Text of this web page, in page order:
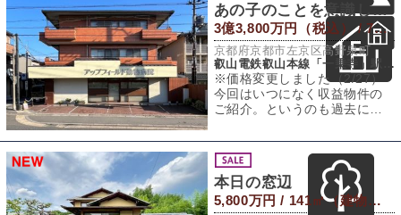
あの子のことを意識して。［収益マンション］
3億3,800万円（税込） / 772.57㎡（建物） 571.47㎡（敷地）
京都府京都市左京区高野泉町
叡山電鉄叡山本線「一乗寺」駅 徒歩8分
※価格変更しました（2/27）
今回はいつになく収益物件の
ご紹介。というのも過去に同
させてもらっ
本日の窓辺
5,800万円 / 141㎡（建物） 229.96㎡（敷地）